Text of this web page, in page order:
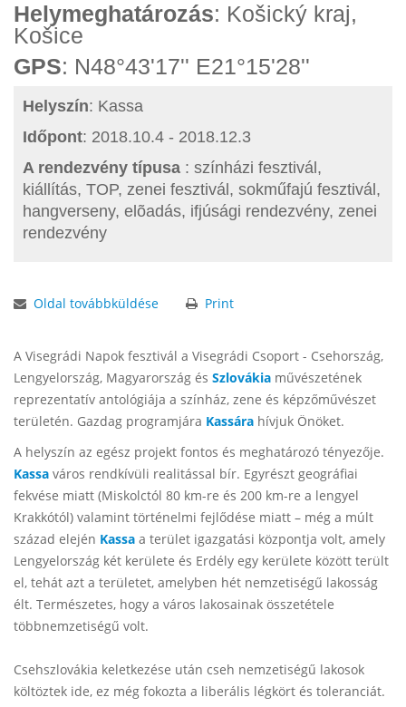
Helymeghatározás: Košický kraj,
Košice
GPS: N48°43'17'' E21°15'28''
Helyszín: Kassa
Időpont: 2018.10.4 - 2018.12.3
A rendezvény típusa : színházi fesztivál,
kiállítás, TOP, zenei fesztivál, sokműfajú fesztivál,
hangverseny, elõadás, ifjúsági rendezvény, zenei
rendezvény
Oldal továbbküldése Print
A Visegrádi Napok fesztivál a Visegrádi Csoport - Csehország,
Lengyelország, Magyarország és Szlovákia művészetének
reprezentatív antológiája a színház, zene és képzőművészet
területén. Gazdag programjára Kassára hívjuk Önöket.
A helyszín az egész projekt fontos és meghatározó tényezője.
Kassa város rendkívüli realitással bír. Egyrészt geográfiai
fekvése miatt (Miskolctól 80 km-re és 200 km-re a lengyel
Krakkótól) valamint történelmi fejlődése miatt – még a múlt
század elején Kassa a terület igazgatási központja volt, amely
Lengyelország két kerülete és Erdély egy kerülete között terült
el, tehát azt a területet, amelyben hét nemzetiségű lakosság
élt. Természetes, hogy a város lakosainak összetétele
többnemzetiségű volt.
Csehszlovákia keletkezése után cseh nemzetiségű lakosok
költöztek ide, ez még fokozta a liberális légkört és toleranciát.